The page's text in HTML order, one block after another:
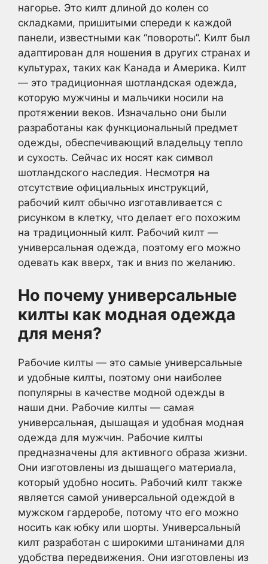
нагорье. Это килт длиной до колен со
складками, пришитыми спереди к каждой
панели, известными как “повороты”. Килт был
адаптирован для ношения в других странах и
культурах, таких как Канада и Америка. Килт
— это традиционная шотландская одежда,
которую мужчины и мальчики носили на
протяжении веков. Изначально они были
разработаны как функциональный предмет
одежды, обеспечивающий владельцу тепло
и сухость. Сейчас их носят как символ
шотландского наследия. Несмотря на
отсутствие официальных инструкций,
рабочий килт обычно изготавливается с
рисунком в клетку, что делает его похожим
на традиционный килт. Рабочий килт —
универсальная одежда, поэтому его можно
одевать как вверх, так и вниз по желанию.
Но почему универсальные
килты как модная одежда
для меня?
Рабочие килты — это самые универсальные
и удобные килты, поэтому они наиболее
популярны в качестве модной одежды в
наши дни. Рабочие килты — самая
универсальная, дышащая и удобная модная
одежда для мужчин. Рабочие килты
предназначены для активного образа жизни.
Они изготовлены из дышащего материала,
который удобно носить. Рабочий килт также
является самой универсальной одеждой в
мужском гардеробе, потому что его можно
носить как юбку или шорты. Универсальный
килт разработан с широкими штанинами для
удобства передвижения. Они изготовлены из